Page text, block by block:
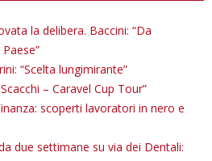
la delibera. Baccini: “Da
“Scelta lungimirante”
– Caravel Cup Tour”
scoperti lavoratori in nero e
due settimane su via dei Dentali: